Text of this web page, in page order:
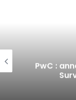
« Le
progrès
PwC :